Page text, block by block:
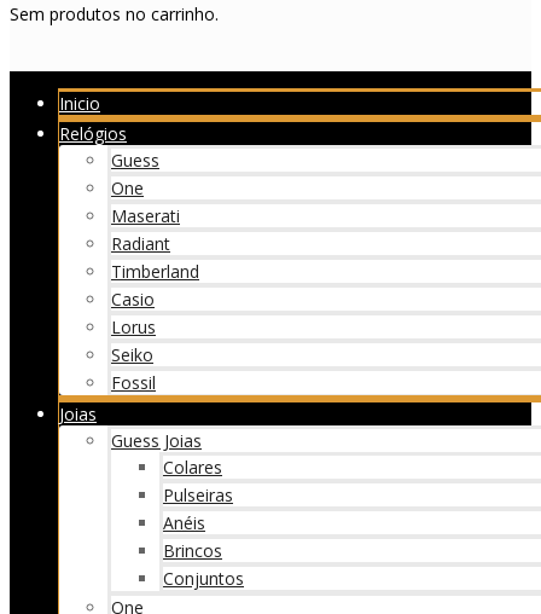
Sem produtos no carrinho.
Inicio
Relógios
Guess
One
Maserati
Radiant
Timberland
Casio
Lorus
Seiko
Fossil
Joias
Guess Joias
Colares
Pulseiras
Anéis
Brincos
Conjuntos
One